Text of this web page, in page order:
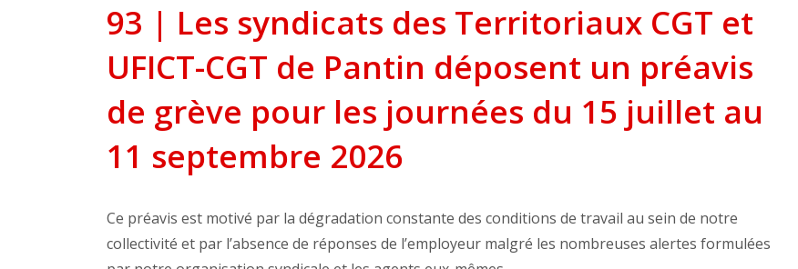
93 | Les syndicats des Territoriaux CGT et
UFICT-CGT de Pantin déposent un préavis
de grève pour les journées du 15 juillet au
11 septembre 2026
Ce préavis est motivé par la dégradation constante des conditions de travail au sein de notre
collectivité et par l’absence de réponses de l’employeur malgré les nombreuses alertes formulées